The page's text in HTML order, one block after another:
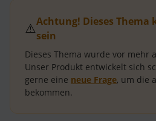
⚠️Achtung! Dieses
sein
Dieses Thema wurde vor mehr
Unser Produkt entwickelt sich
gerne eine neue Frage, um die
bekommen.